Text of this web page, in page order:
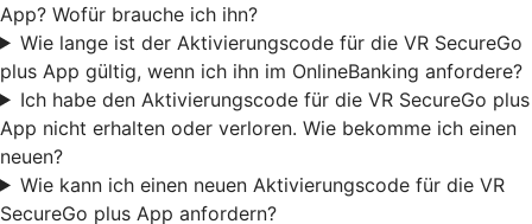
App? Wofür brauche ich ihn?
Wie lange ist der Aktivierungscode für die VR SecureGo
plus App gültig, wenn ich ihn im OnlineBanking anfordere?
Ich habe den Aktivierungscode für die VR SecureGo plus
App nicht erhalten oder verloren. Wie bekomme ich einen
neuen?
Wie kann ich einen neuen Aktivierungscode für die VR
SecureGo plus App anfordern?